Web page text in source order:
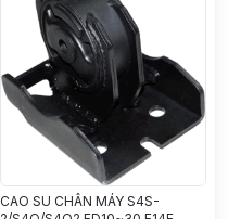
CAO SU CHÂN MÁY S4S-